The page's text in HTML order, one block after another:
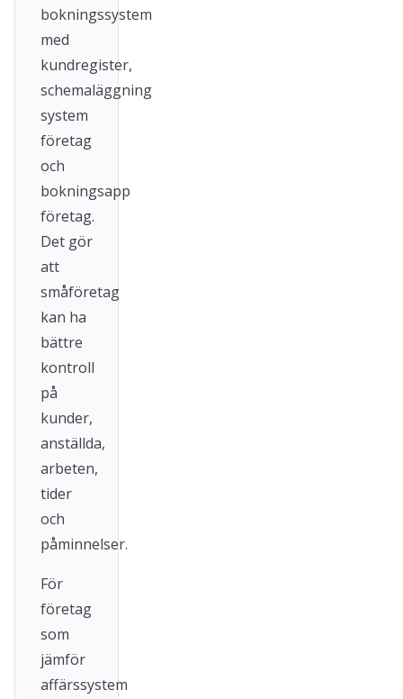
bokningssystem
med
kundregister,
schemaläggning
system
företag
och
bokningsapp
företag.
Det gör
att
småföretag
kan ha
bättre
kontroll
på
kunder,
anställda,
arbeten,
tider
och
påminnelser.
För
företag
som
jämför
affärssystem